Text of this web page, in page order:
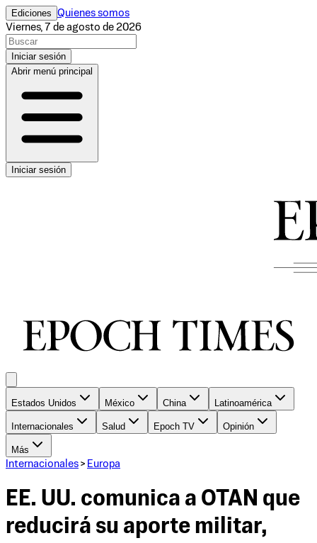
Ediciones Quienes somos
Viernes, 7 de agosto de 2026
Iniciar sesión
Abrir menú principal
Iniciar sesión
Estados Unidos México China Latinoamérica
Internacionales Salud Epoch TV Opinión
Más
Internacionales > Europa
EE. UU. comunica a OTAN que
reducirá su aporte militar,